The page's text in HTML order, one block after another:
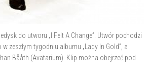
do utworu „I Felt A Change”. Utwór pochodzi
zeszłym tygodniu albumu „Lady In Gold”, a
Bååth (Avatarium). Klip można obejrzeć pod